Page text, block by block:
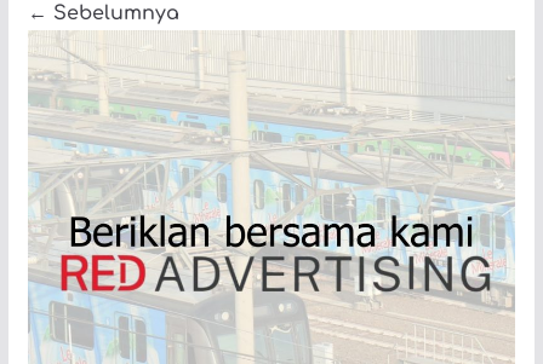
← Sebelumnya